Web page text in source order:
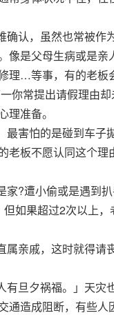
认，虽然也常被
像是父母生病或是
理…等事，有的老
你常提出请假理由
准备。
害怕的是碰到车
老板不愿认同这个
?遭小偷或是遇到
如果超过2次以上
亲戚，这时就得
旦夕祸福。」天
造成阻断，有些人